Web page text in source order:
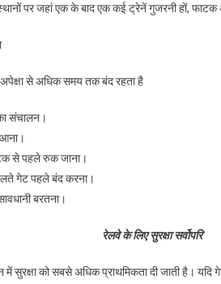
स्थानों पर जहां एक के बाद एक कई ट्रेनें गुजरनी हों,
से अधिक समय तक बंद रहता है
संचालन।
आना।
से पहले रुक जाना।
गेट पहले बंद करना।
बरतना।
रेलवे के लिए सुरक्षा सर्वोपरि
सुरक्षा को सबसे अधिक प्राथमिकता दी जाती है।